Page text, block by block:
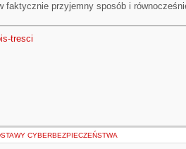
faktycznie przyjemny sposób i
tresci
CYBERBEZPIECZEŃSTWA